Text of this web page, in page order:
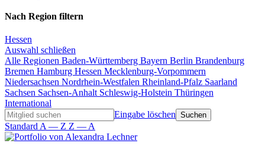
Nach Region filtern
Hessen
Auswahl schließen
Alle Regionen Baden-Württemberg Bayern Berlin Brandenburg
Bremen Hamburg Hessen Mecklenburg-Vorpommern
Niedersachsen Nordrhein-Westfalen Rheinland-Pfalz Saarland
Sachsen Sachsen-Anhalt Schleswig-Holstein Thüringen
International
Eingabe löschen
Standard A — Z Z — A